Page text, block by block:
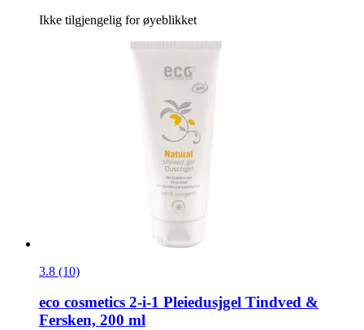
Ikke tilgjengelig for øyeblikket
3.8 (10)
eco cosmetics 2-​i-​1 Pleiedusjgel Tindved &
Fersken, 200 ml